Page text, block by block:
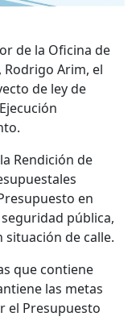
de la Oficina de
Rodrigo Arim, el
de ley de
Rendición de
en
pública,
situación de calle.
que contiene
las metas
el Presupuesto